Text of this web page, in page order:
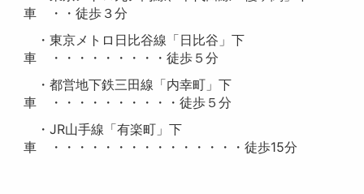
車 ・・徒歩３分
・東京メトロ日比谷線「日比谷」下
車 ・・・・・・・・・徒歩５分
・都営地下鉄三田線「内幸町」下
車 ・・・・・・・・・・徒歩５分
・JR山手線「有楽町」下
車 ・・・・・・・・・・・・・・・徒歩15分